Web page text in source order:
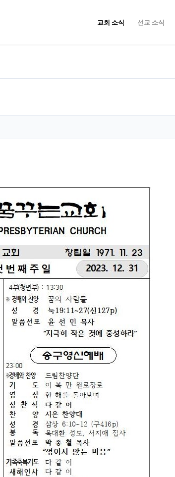
교회 소식 선교 소식